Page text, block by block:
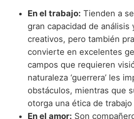
En el trabajo: Tienden a
gran capacidad de análisis
creativos, pero también
convierte en excelentes
campos que requieren
naturaleza ‘guerrera’ les
obstáculos, mientras que
otorga una ética de
En el amor: Son